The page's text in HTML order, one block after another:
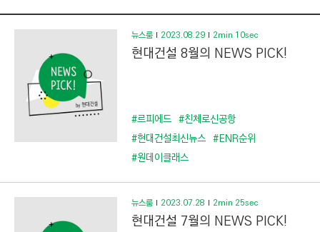
O
뉴스룸 2023.08.29 2min 10sec
현대건설 8월의 NEWS PICK!
#르피에드 #친체로신공항
#현대건설최신뉴스 #ENR순위
#원데이클래스
뉴스룸 2023.07.28 2min 25sec
현대건설 7월의 NEWS PICK!